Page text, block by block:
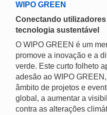
WIPO GREEN
Conectando
tecnologia sustentável
O WIPO GREEN é um
promove a inovação e a
verde. Este curto folheto
adesão ao WIPO
âmbito de projetos e
global, a aumentar a
contra as alterações